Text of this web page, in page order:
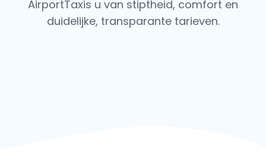
AirportTaxis u van stiptheid, comfort en
duidelijke, transparante tarieven.